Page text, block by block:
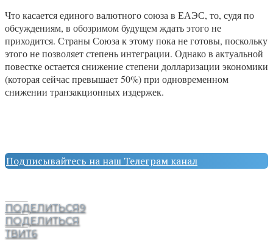
Что касается единого валютного союза в ЕАЭС, то, судя по
обсуждениям, в обозримом будущем ждать этого не
приходится. Страны Союза к этому пока не готовы, поскольку
этого не позволяет степень интеграции. Однако в актуальной
повестке остается снижение степени долларизации экономики
(которая сейчас превышает 50%) при одновременном
снижении транзакционных издержек.
Подписывайтесь на наш Телеграм канал
ПОДЕЛИТЬСЯ9
ПОДЕЛИТЬСЯ
ТВИТ6